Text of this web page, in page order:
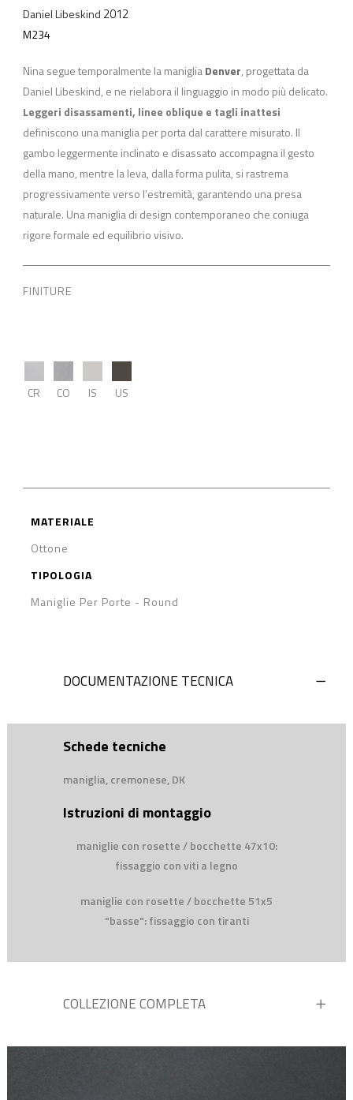
Daniel Libeskind 2012
M234
Nina segue temporalmente la manigliaDenver, progettata da
Daniel Libeskind, e ne rielabora il linguaggio in modo più delicato.
Leggeri disassamenti, linee oblique e tagli inattesi
definiscono una maniglia per porta dal carattere misurato. Il
gambo leggermente inclinato e disassato accompagna il gesto
della mano, mentre la leva, dalla forma pulita, si rastrema
progressivamente verso l’estremità, garantendo una presa
naturale. Una maniglia di design contemporaneo che coniuga
rigore formale ed equilibrio visivo.
FINITURE
CR CO IS US
MATERIALE
Ottone
TIPOLOGIA
Maniglie Per Porte - Round
DOCUMENTAZIONE TECNICA
Schede tecniche
maniglia, cremonese, DK
Istruzioni di montaggio
maniglie con rosette / bocchette 47x10:
fissaggio con viti a legno
maniglie con rosette / bocchette 51x5
"basse": fissaggio con tiranti
COLLEZIONE COMPLETA